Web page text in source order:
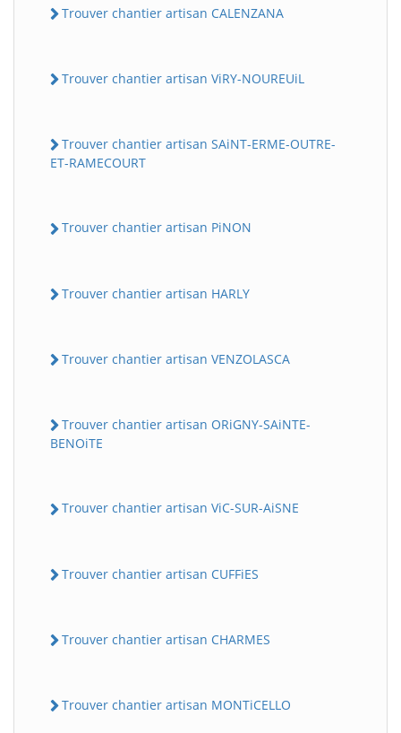
Trouver chantier artisan CALENZANA
Trouver chantier artisan ViRY-NOUREUiL
Trouver chantier artisan SAiNT-ERME-OUTRE-
ET-RAMECOURT
Trouver chantier artisan PiNON
Trouver chantier artisan HARLY
Trouver chantier artisan VENZOLASCA
Trouver chantier artisan ORiGNY-SAiNTE-
BENOiTE
Trouver chantier artisan ViC-SUR-AiSNE
Trouver chantier artisan CUFFiES
Trouver chantier artisan CHARMES
Trouver chantier artisan MONTiCELLO